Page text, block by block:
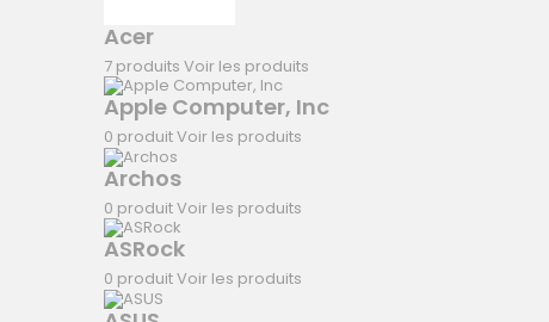
Acer
7 produits Voir les produits
Apple Computer, Inc
0 produitVoir les produits
Archos
0 produitVoir les produits
ASRock
0 produitVoir les produits